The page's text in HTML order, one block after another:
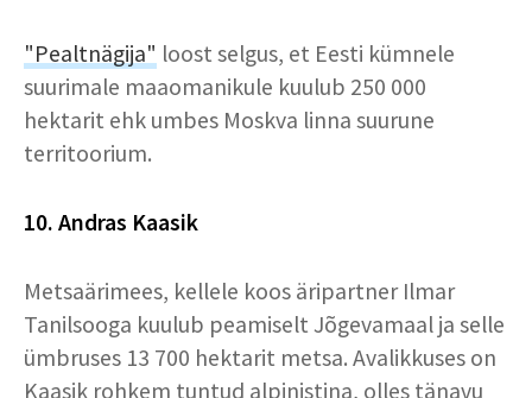
"Pealtnägija" loost selgus, et Eesti kümnele
suurimale maaomanikule kuulub 250 000
hektarit ehk umbes Moskva linna suurune
territoorium.
10. Andras Kaasik
Metsaärimees, kellele koos äripartner Ilmar
Tanilsooga kuulub peamiselt Jõgevamaal ja selle
ümbruses 13 700 hektarit metsa. Avalikkuses on
Kaasik rohkem tuntud alpinistina, olles tänavu